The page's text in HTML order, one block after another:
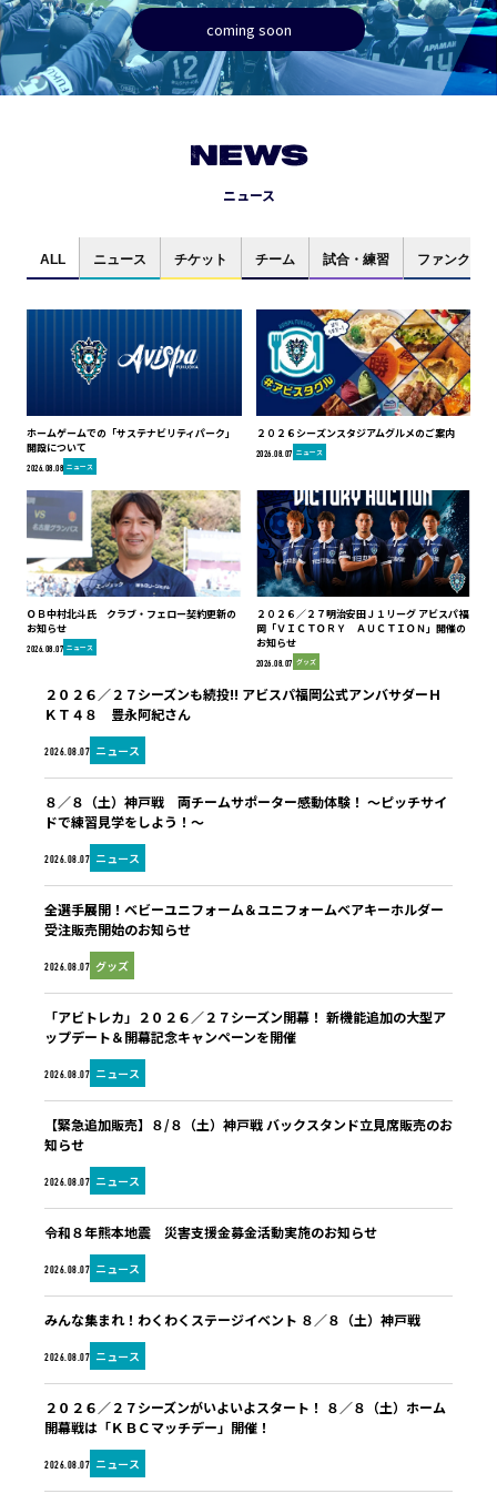
coming soon
NEWS
ニュース
ALL ニュース チケット チーム 試合・練習 ファンクラブ
ホームゲームでの「サステナビリティパーク」
開設について
2026.08.08 ニュース
２０２６シーズンスタジアムグルメのご案内
2026.08.07 ニュース
ＯＢ中村北斗氏 クラブ・フェロー契約更新の
お知らせ
2026.08.07 ニュース
２０２６／２７明治安田Ｊ１リーグ アビスパ福
岡「ＶＩＣＴＯＲＹ ＡＵＣＴＩＯＮ」開催の
お知らせ
2026.08.07 グッズ
2026.08.07 ニュース
２０２６／２７シーズンも続投!! アビスパ福岡公式アンバサダーＨ
ＫＴ４８ 豊永阿紀さん
2026.08.07 ニュース
８／８（土）神戸戦 両チームサポーター感動体験！ ～ピッチサイ
ドで練習見学をしよう！～
2026.08.07 グッズ
全選手展開！ベビーユニフォーム＆ユニフォームベアキーホルダー
受注販売開始のお知らせ
2026.08.07 ニュース
「アビトレカ」２０２６／２７シーズン開幕！ 新機能追加の大型ア
ップデート＆開幕記念キャンペーンを開催
2026.08.07 ニュース
【緊急追加販売】８/８（土）神戸戦 バックスタンド立見席販売のお
知らせ
2026.08.07 ニュース
令和８年熊本地震 災害支援金募金活動実施のお知らせ
2026.08.07 ニュース
みんな集まれ！わくわくステージイベント ８／８（土）神戸戦
2026.08.07 ニュース
２０２６／２７シーズンがいよいよスタート！ ８／８（土）ホーム
開幕戦は「ＫＢＣマッチデー」開催！